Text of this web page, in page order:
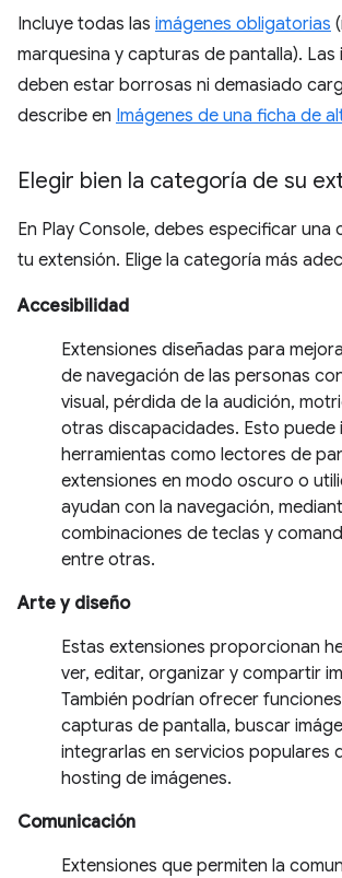
Incluye todas las imágenes obligatorias
marquesina y capturas de pantalla). Las
deben estar borrosas ni demasiado
describe en Imágenes de una ficha de
Elegir bien la categoría de su
En Play Console, debes especificar una
tu extensión. Elige la categoría más
Accesibilidad
Extensiones diseñadas para
de navegación de las personas
visual, pérdida de la audición,
otras discapacidades. Esto puede
herramientas como lectores de
extensiones en modo oscuro o
ayudan con la navegación,
combinaciones de teclas y
entre otras.
Arte y diseño
Estas extensiones proporcionan
ver, editar, organizar y compartir
También podrían ofrecer
capturas de pantalla, buscar
integrarlas en servicios populares
hosting de imágenes.
Comunicación
Extensiones que permiten la